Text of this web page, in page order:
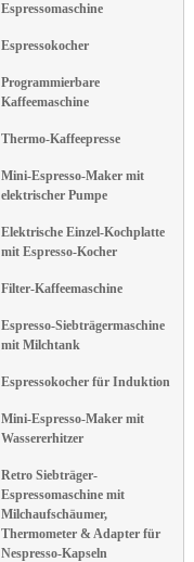
Espressomaschine
Espressokocher
Programmierbare
Kaffeemaschine
Thermo-Kaffeepresse
Mini-Espresso-Maker mit
elektrischer Pumpe
Elektrische Einzel-Kochplatte
mit Espresso-Kocher
Filter-Kaffeemaschine
Espresso-Siebträgermaschine
mit Milchtank
Espressokocher für Induktion
Mini-Espresso-Maker mit
Wassererhitzer
Retro Siebträger-
Espressomaschine mit
Milchaufschäumer,
Thermometer & Adapter für
Nespresso-Kapseln